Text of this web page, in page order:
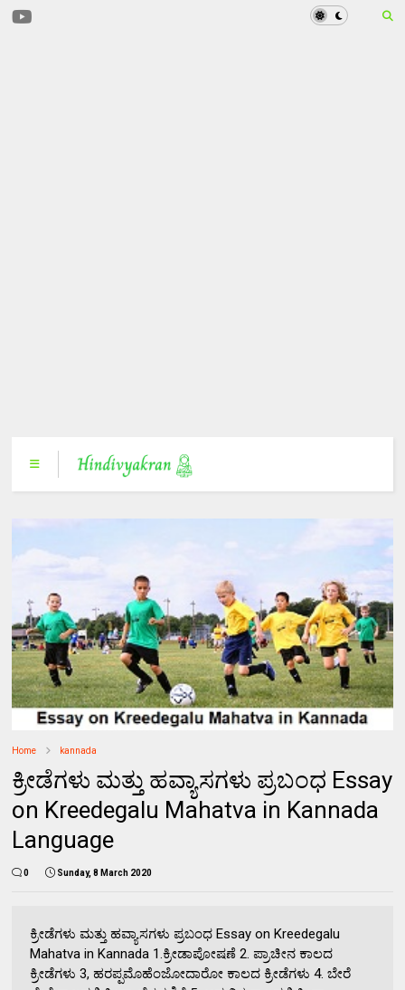
Home kannada
ಕ್ರೀಡೆಗಳು ಮತ್ತು ಹವ್ಯಾಸಗಳು ಪ್ರಬಂಧ Essay
on Kreedegalu Mahatva in Kannada
Language
0 Sunday, 8 March 2020
ಕ್ರೀಡೆಗಳು ಮತ್ತು ಹವ್ಯಾಸಗಳು ಪ್ರಬಂಧ Essay on Kreedegalu
Mahatva in Kannada 1.ಕ್ರೀಡಾಪೋಷಣೆ 2. ಪ್ರಾಚೀನ ಕಾಲದ
ಕ್ರೀಡೆಗಳು 3, ಹರಪ್ಪಮೊಹೆಂಜೋದಾರೋ ಕಾಲದ ಕ್ರೀಡೆಗಳು 4. ಬೇರೆ